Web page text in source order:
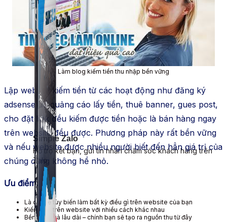
Simple Zalo
Hỗ trợ kết bạn, gửi tin nhắn chăm sóc khách hàng trên
Zalo.
Làm blog kiếm tiền thu nhập bền vững
Lập website kiếm tiền từ các hoạt động như đăng ký
adsense để quảng cáo lấy tiền, thuê banner, gues post,
cho đặt link đều kiếm được tiền hoặc là bán hàng ngay
trên website đều được. Phương pháp này rất bền vững
và nếu website được nhiều người biết đến hẳn giá trị của
chúng cũng không hề nhỏ.
Ưu điểm:
Là có thể tùy biến làm bất kỳ điều gì trên website của bạn
Kiếm tiền trên website với nhiều cách khác nhau
Bền vững và lâu dài – chính bạn sẽ tạo ra nguồn thu từ đây